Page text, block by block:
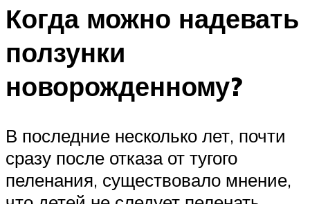
Когда можно надевать
ползунки
новорожденному?
В последние несколько лет, почти
сразу после отказа от тугого
пеленания, существовало мнение,